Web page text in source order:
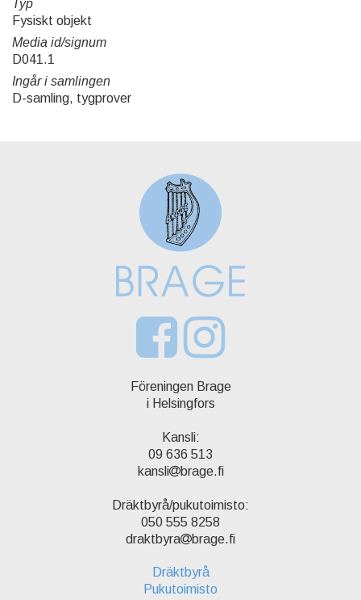
Typ
Fysiskt objekt
Media id/signum
D041.1
Ingår i samlingen
D-samling, tygprover
Föreningen Brage
i Helsingfors
Kansli:
09 636 513
kansli
brage.fi
Dräktbyrå/pukutoimisto:
050 555 8258
draktbyra
brage.fi
Dräktbyrå
Pukutoimisto